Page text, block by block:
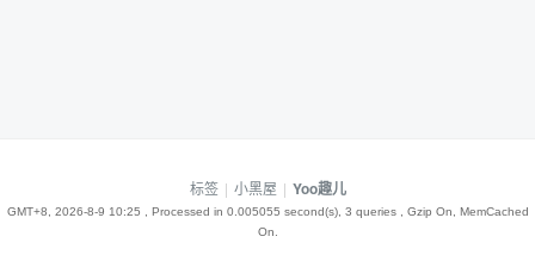
标签 | 小黑屋 | Yoo趣儿
GMT+8, 2026-8-9 10:25 , Processed in 0.005055 second(s), 3 queries , Gzip On, MemCached
On.